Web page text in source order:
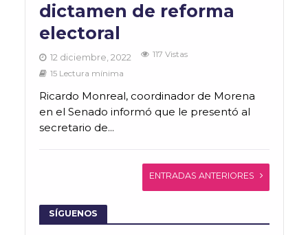
dictamen de reforma
electoral
12 diciembre, 2022
117 Vistas
15 Lectura mínima
Ricardo Monreal, coordinador de Morena
en el Senado informó que le presentó al
secretario de...
ENTRADAS ANTERIORES
SÍGUENOS